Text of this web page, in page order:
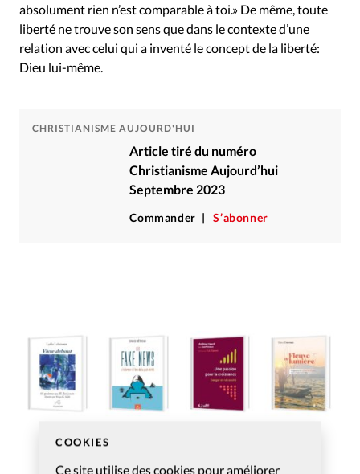
COOKIES
Ce site utilise des cookies pour améliorer
absolument rien n’est comparable à toi.» De même, toute
liberté ne trouve son sens que dans le contexte d’une
relation avec celui qui a inventé le concept de la liberté:
Dieu lui-même.
CHRISTIANISME AUJOURD'HUI
Article tiré du numéro
Christianisme Aujourd’hui
Septembre 2023
Commander S’abonner